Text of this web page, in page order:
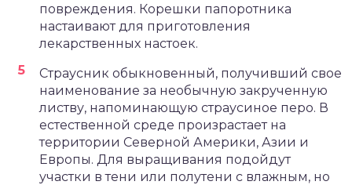
повреждения. Корешки папоротника
настаивают для приготовления
лекарственных настоек.
Страусник обыкновенный, получивший свое
наименование за необычную закрученную
листву, напоминающую страусиное перо. В
естественной среде произрастает на
территории Северной Америки, Азии и
Европы. Для выращивания подойдут
участки в тени или полутени с влажным, но